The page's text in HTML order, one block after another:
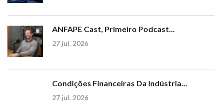
ANFAPE Cast, Primeiro Podcast...
27 jul. 2026
Condições Financeiras Da Indústria...
27 jul. 2026